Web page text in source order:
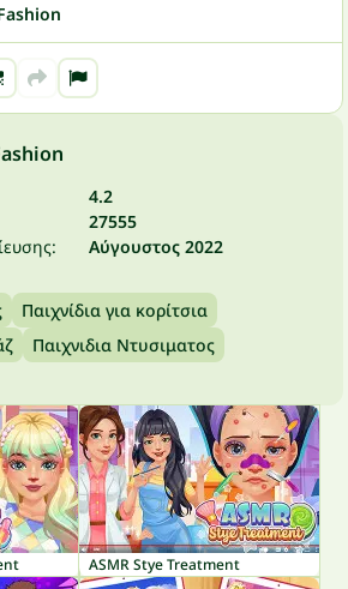
4.2
27555
Αύγουστος 2022
Παιχνίδια για κορίτσια
Παιχνιδια Ντυσιματος
ASMR Stye Treatment